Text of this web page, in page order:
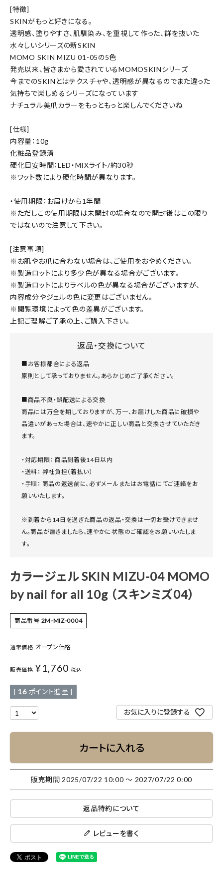
[特徴]
SKINがもっと好きになる。
透明感、塗りやすさ、肌馴染み、を重視して作った、群を抜いた
水々しいシリーズの新SKIN
MOMO SKIN MIZU 01-05の5色
発売以来、皆さまから愛されているMOMOSKINシリーズ
今までのSKINとはテクスチャや、透明感が異なるのでまた違った
気持ちで楽しめるシリーズになっています
ナチュラル美爪カラーをもっともっと楽しんでくださいね
[仕様]
内容量：10g
化粧品登録済
硬化目安時間：LED・MIXライト/約30秒
※ワット数により硬化時間が異なります。
・使用期限：お届けから1年間
※ただしこの使用期限は未開封の場合なので開封後はこの限り
ではないので注意して下さい。
[注意事項]
※お肌やお爪に合わない場合は、ご使用をおやめください。
※製造ロットにより多少色が異なる場合がございます。
※製造ロットによりラベルの色が異なる場合がございますが、
内容成分やジェルの色に変更はございません。
※閲覧環境によって色の差異がございます。
上記ご理解ご了承の上、ご購入下さい。
返品・交換について
■お客様都合による返品
原則として承っておりません。あらかじめご了承ください。
■商品不良・誤配送による交換
商品には万全を期しておりますが、万一、お届けした商品に破損や
品違いがあった場合は、速やかに正しい商品と交換させていただき
ます。
・対応期限： 商品到着後14日以内
・送料： 弊社負担（着払い）
・手順： 商品の返送前に、必ずメールまたはお電話にてご連絡をお
願いいたします。
※到着から14日を過ぎた商品の返品・交換は一切お受けできませ
ん。商品が届きましたら、速やかに状態のご確認をお願いいたしま
す。
カラージェル SKIN MIZU-04 MOMO
by nail for all 10g （スキンミズ04）
商品番号 2M-MIZ-0004
通常価格 オープン価格
販売価格 ¥1,760 税込
[ 16 ポイント進呈 ]
お気に入りに登録する
カートに入れる
販売期間 2025/07/22 10:00〜 2027/07/22 0:00
返品特約について
レビューを書く